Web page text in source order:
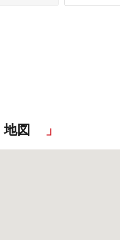
地図